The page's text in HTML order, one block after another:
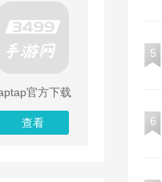
官方下载
安装
查看
5
6